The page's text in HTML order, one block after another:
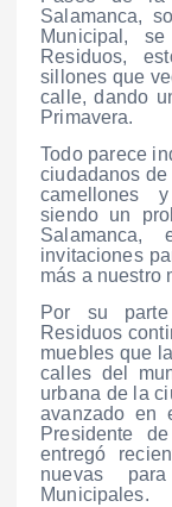
Salamanca,
Municipal,
Residuos,
sillones que
calle, dando
Primavera.
Todo parece
ciudadanos
camellones
siendo un
invitaciones
más a nuestro
Por su
Residuos
muebles que
calles del
urbana de la
avanzado en
Presidente
entregó
nuevas
Municipales.